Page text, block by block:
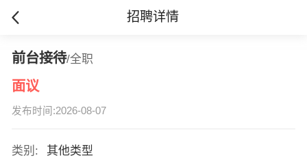
招聘详情
前台接待/全职
面议
发布时间:2026-08-07
类别:
其他类型